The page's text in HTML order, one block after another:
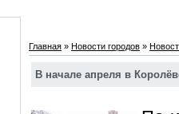
Главная » Новости городов »
В начале апреля в